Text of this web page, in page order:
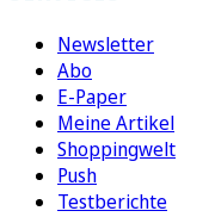
Newsletter
Abo
E-Paper
Meine Artikel
Shoppingwelt
Push
Testberichte